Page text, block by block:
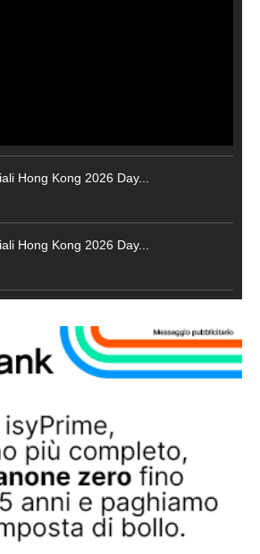
Hong Kong 2026 Day...
Hong Kong 2026 Day...